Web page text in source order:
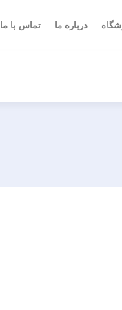
درباره ما تماس با ما